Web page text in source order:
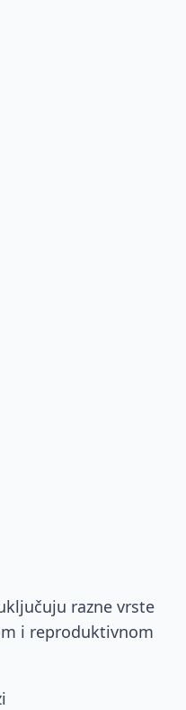
razne vrste
i reproduktivnom